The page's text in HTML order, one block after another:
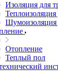
Изоляция для
Теплоизоляция
Шумоизоляция
Отопление
Теплый пол